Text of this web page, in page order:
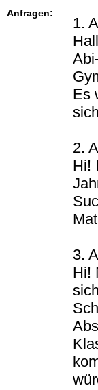
Anfragen:
1.
Es
2.
Hi!
3.
Hi!